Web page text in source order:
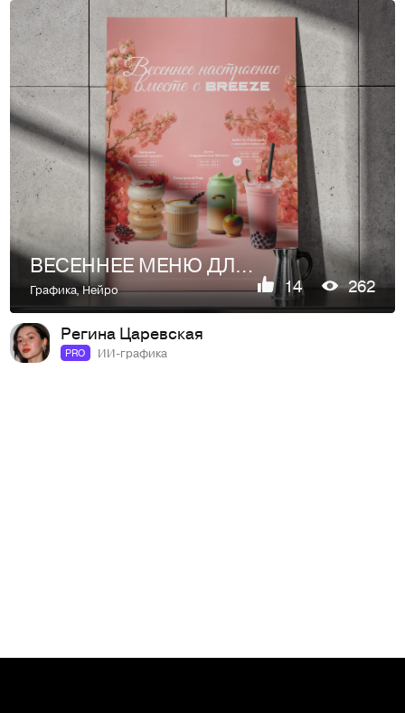
ВЕСЕННЕЕ МЕНЮ ДЛЯ КОФЕЙНИ | ИИ-КОНТЕНТ | AI | ПОЛИГРАФИЯ
Графика,Нейро 14 262
Регина Царевская
PRO ИИ-графика